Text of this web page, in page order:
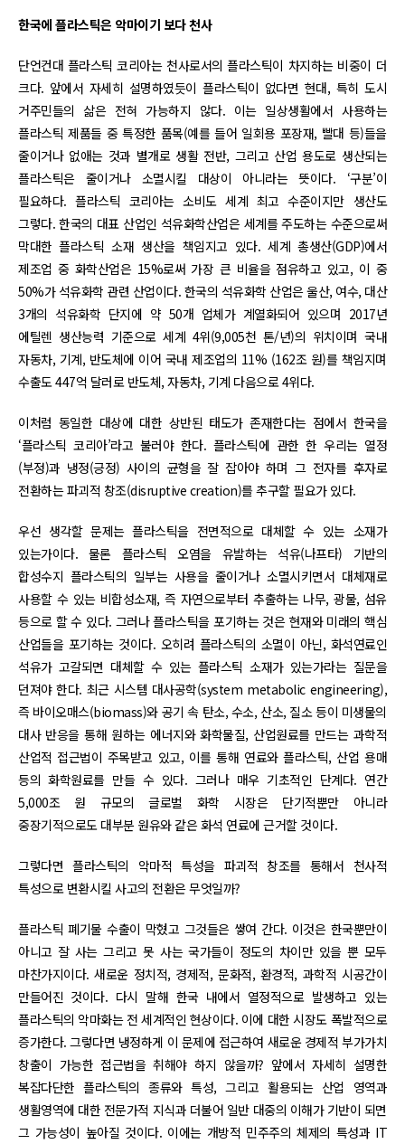
한국에 플라스틱은 악마이기 보다 천사
단언컨대 플라스틱 코리아는 천사로서의 플라스틱이 차지하는 비중이 더
크다. 앞에서 자세히 설명하였듯이 플라스틱이 없다면 현대, 특히 도시
거주민들의 삶은 전혀 가능하지 않다. 이는 일상생활에서 사용하는
플라스틱 제품들 중 특정한 품목(예를 들어 일회용 포장재, 빨대 등)들을
줄이거나 없애는 것과 별개로 생활 전반, 그리고 산업 용도로 생산되는
플라스틱은 줄이거나 소멸시킬 대상이 아니라는 뜻이다. ‘구분’이
필요하다. 플라스틱 코리아는 소비도 세계 최고 수준이지만 생산도
그렇다. 한국의 대표 산업인 석유화학산업은 세계를 주도하는 수준으로써
막대한 플라스틱 소재 생산을 책임지고 있다. 세계 총생산(GDP)에서
제조업 중 화학산업은 15%로써 가장 큰 비율을 점유하고 있고, 이 중
50%가 석유화학 관련 산업이다. 한국의 석유화학 산업은 울산, 여수, 대산
3개의 석유화학 단지에 약 50개 업체가 계열화되어 있으며 2017년
에틸렌 생산능력 기준으로 세계 4위(9,005천 톤/년)의 위치이며 국내
자동차, 기계, 반도체에 이어 국내 제조업의 11% (162조 원)를 책임지며
수출도 447억 달러로 반도체, 자동차, 기계 다음으로 4위다.
이처럼 동일한 대상에 대한 상반된 태도가 존재한다는 점에서 한국을
‘플라스틱 코리아’라고 불러야 한다. 플라스틱에 관한 한 우리는 열정
(부정)과 냉정(긍정) 사이의 균형을 잘 잡아야 하며 그 전자를 후자로
전환하는 파괴적 창조(disruptive creation)를 추구할 필요가 있다.
우선 생각할 문제는 플라스틱을 전면적으로 대체할 수 있는 소재가
있는가이다. 물론 플라스틱 오염을 유발하는 석유(나프타) 기반의
합성수지 플라스틱의 일부는 사용을 줄이거나 소멸시키면서 대체재로
사용할 수 있는 비합성소재, 즉 자연으로부터 추출하는 나무, 광물, 섬유
등으로 할 수 있다. 그러나 플라스틱을 포기하는 것은 현재와 미래의 핵심
산업들을 포기하는 것이다. 오히려 플라스틱의 소멸이 아닌, 화석연료인
석유가 고갈되면 대체할 수 있는 플라스틱 소재가 있는가라는 질문을
던져야 한다. 최근 시스템 대사공학(system metabolic engineering),
즉 바이오매스(biomass)와 공기 속 탄소, 수소, 산소, 질소 등이 미생물의
대사 반응을 통해 원하는 에너지와 화학물질, 산업원료를 만드는 과학적
산업적 접근법이 주목받고 있고, 이를 통해 연료와 플라스틱, 산업 용매
등의 화학원료를 만들 수 있다. 그러나 매우 기초적인 단계다. 연간
5,000조 원 규모의 글로벌 화학 시장은 단기적뿐만 아니라
중장기적으로도 대부분 원유와 같은 화석 연료에 근거할 것이다.
그렇다면 플라스틱의 악마적 특성을 파괴적 창조를 통해서 천사적
특성으로 변환시킬 사고의 전환은 무엇일까?
플라스틱 폐기물 수출이 막혔고 그것들은 쌓여 간다. 이것은 한국뿐만이
아니고 잘 사는 그리고 못 사는 국가들이 정도의 차이만 있을 뿐 모두
마찬가지이다. 새로운 정치적, 경제적, 문화적, 환경적, 과학적 시공간이
만들어진 것이다. 다시 말해 한국 내에서 열정적으로 발생하고 있는
플라스틱의 악마화는 전 세계적인 현상이다. 이에 대한 시장도 폭발적으로
증가한다. 그렇다면 냉정하게 이 문제에 접근하여 새로운 경제적 부가가치
창출이 가능한 접근법을 취해야 하지 않을까? 앞에서 자세히 설명한
복잡다단한 플라스틱의 종류와 특성, 그리고 활용되는 산업 영역과
생활영역에 대한 전문가적 지식과 더불어 일반 대중의 이해가 기반이 되면
그 가능성이 높아질 것이다. 이에는 개방적 민주주의 체제의 특성과 IT